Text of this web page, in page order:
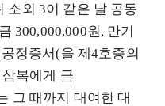
소외 3이 같은 날 공동
300,000,000원, 만기
정증서(을 제4호증의
복에게 금
그 때까지 대여한 대